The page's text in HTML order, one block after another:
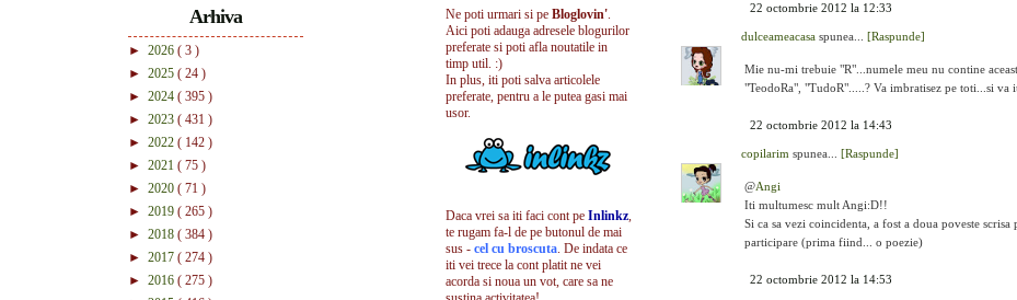
22 octombrie 2012 la 12:33
dulceameacasa spunea... [Raspunde]
Mie nu-mi trebuie "R"...numele meu nu contine
"TeodoRa", "TudoR".....? Va imbratisez pe toti...si va
22 octombrie 2012 la 14:43
copilarim spunea... [Raspunde]
@Angi
Iti multumesc mult Angi:D!!
Si ca sa vezi coincidenta, a fost a doua poveste
participare (prima fiind... o poezie)
22 octombrie 2012 la 14:53
Ne poti urmari si pe Bloglovin'.
Aici poti adauga adresele blogurilor
preferate si poti afla noutatile in
timp util. :)
In plus, iti poti salva articolele
preferate, pentru a le putea gasi mai
usor.
Daca vrei sa iti faci cont pe Inlinkz,
te rugam fa-l de pe butonul de mai
sus - cel cu broscuta. De indata ce
iti vei trece la cont platit ne vei
acorda si noua un vot, care sa ne
Arhiva
► 2026 ( 3 )
► 2025 ( 24 )
► 2024 ( 395 )
► 2023 ( 431 )
► 2022 ( 142 )
► 2021 ( 75 )
► 2020 ( 71 )
► 2019 ( 265 )
► 2018 ( 384 )
► 2017 ( 274 )
► 2016 ( 275 )